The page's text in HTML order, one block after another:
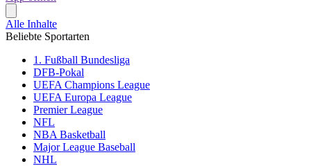
Alle Inhalte
Beliebte Sportarten
1. Fußball Bundesliga
DFB-Pokal
UEFA Champions League
UEFA Europa League
Premier League
NFL
NBA Basketball
Major League Baseball
NHL